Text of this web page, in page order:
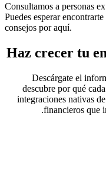
Consultamos a personas
Puedes esperar
consejos por aquí.
Haz crecer tu
Descárgate el
descubre por qué
integraciones nativas
financieros que